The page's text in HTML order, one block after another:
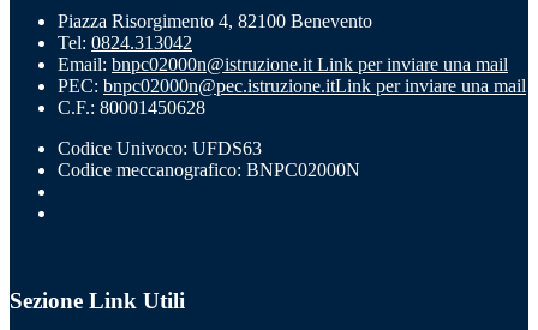
Piazza Risorgimento 4, 82100 Benevento
Tel: 0824.313042
Email: bnpc02000n@istruzione.it Link per inviare una mail
PEC: bnpc02000n@pec.istruzione.itLink per inviare una mail
C.F.: 80001450628
Codice Univoco: UFDS63
Codice meccanografico: BNPC02000N
Sezione Link Utili